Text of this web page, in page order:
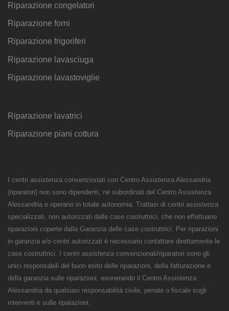
Riparazione congelatori
Riparazione forni
Riparazione frigoriferi
Riparazione lavasciuga
Riparazione lavastoviglie
Riparazione lavatrici
Riparazione piani cottura
I centri assistenza convenzionati con Centro Assistenza Alessandria
(riparatori) non sono dipendenti, né subordinati del Centro Assistenza
Alessandria e operano in totale autonomia. Trattasi di centri assistenza
specializzati, non autorizzati dalle case costruttrici, che non effettuano
riparazioni coperte dalla Garanzia delle case costruttrici. Per riparazioni
in garanzia e/o centri autorizzati è necessario contattare direttamente le
case costruttrici. I centri assistenza convenzionati/riparatori sono gli
unici responsabili del buon esito delle riparazioni, della fatturazione e
della garanzia sulle riparazioni, esonerando il Centro Assistenza
Alessandria da qualsiasi responsabilità civile, penale o fiscale sugli
interventi e sulle riparazioni.